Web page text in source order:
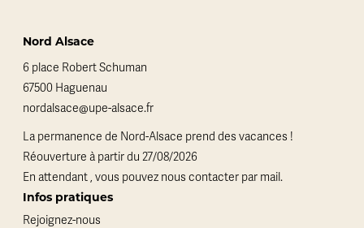
Nord Alsace
6 place Robert Schuman
67500 Haguenau
nordalsace@upe-alsace.fr
La permanence de Nord-Alsace prend des vacances !
Réouverture à partir du 27/08/2026
En attendant , vous pouvez nous contacter par mail.
Infos pratiques
Rejoignez-nous